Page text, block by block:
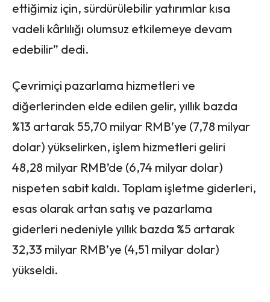
ettiğimiz için, sürdürülebilir yatırımlar kısa
vadeli kârlılığı olumsuz etkilemeye devam
edebilir” dedi.
Çevrimiçi pazarlama hizmetleri ve
diğerlerinden elde edilen gelir, yıllık bazda
%13 artarak 55,70 milyar RMB’ye (7,78 milyar
dolar) yükselirken, işlem hizmetleri geliri
48,28 milyar RMB’de (6,74 milyar dolar)
nispeten sabit kaldı. Toplam işletme giderleri,
esas olarak artan satış ve pazarlama
giderleri nedeniyle yıllık bazda %5 artarak
32,33 milyar RMB’ye (4,51 milyar dolar)
yükseldi.